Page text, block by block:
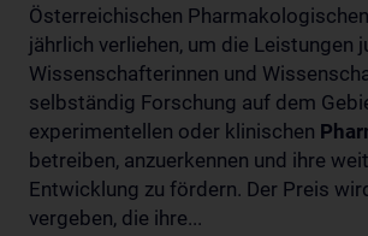
Österreichischen
jährlich verliehen, um die Leistungen
Wissenschafterinnen und
selbständig Forschung auf dem
experimentellen oder klinischen
betreiben, anzuerkennen und ihre
Entwicklung zu fördern. Der Preis
vergeben, die ihre...